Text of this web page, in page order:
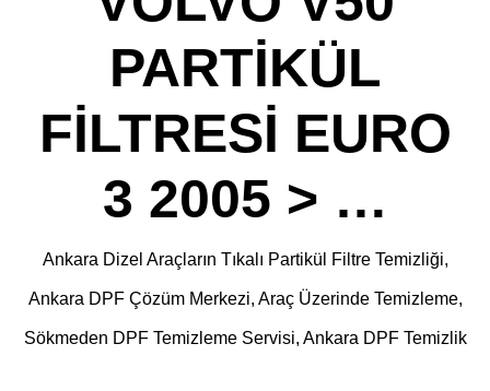
PARTİKÜL
FİLTRESİ EURO
3 2005 > …
Ankara Dizel Araçların Tıkalı Partikül Filtre Temizliği,
Ankara DPF Çözüm Merkezi, Araç Üzerinde Temizleme,
Sökmeden DPF Temizleme Servisi, Ankara DPF Temizlik